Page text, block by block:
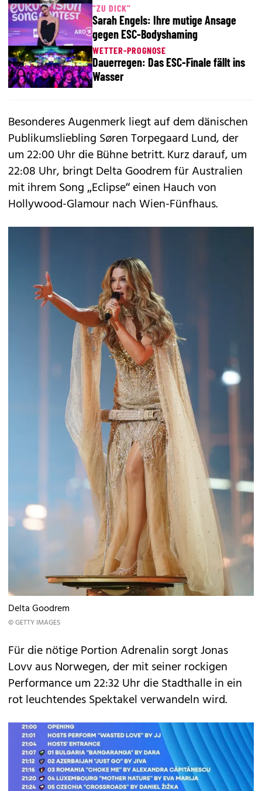
"ZU DICK"
Sarah Engels: Ihre mutige Ansage
gegen ESC-Bodyshaming
WETTER-PROGNOSE
Dauerregen: Das ESC-Finale fällt ins
Wasser
Besonderes Augenmerk liegt auf dem dänischen
Publikumsliebling Søren Torpegaard Lund, der
um 22:00 Uhr die Bühne betritt. Kurz darauf, um
22:08 Uhr, bringt Delta Goodrem für Australien
mit ihrem Song „Eclipse“ einen Hauch von
Hollywood-Glamour nach Wien-Fünfhaus.
Delta Goodrem
© GETTY IMAGES
Für die nötige Portion Adrenalin sorgt Jonas
Lovv aus Norwegen, der mit seiner rockigen
Performance um 22:32 Uhr die Stadthalle in ein
rot leuchtendes Spektakel verwandeln wird.